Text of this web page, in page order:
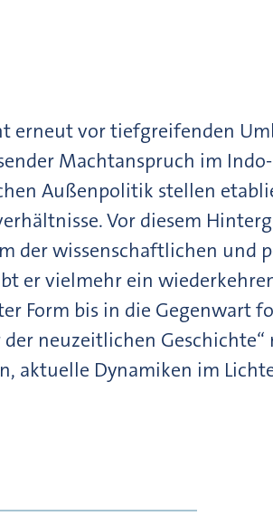
erneut vor tiefgreifenden
Machtanspruch im
Außenpolitik stellen
Vor diesem
der wissenschaftlichen und
er vielmehr ein
Form bis in die Gegenwart
neuzeitlichen Geschichte“
aktuelle Dynamiken im